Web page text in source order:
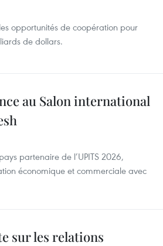
opportunités de coopération pour
de dollars.
au Salon international
partenaire de l’UPITS 2026,
économique et commerciale avec
sur les relations